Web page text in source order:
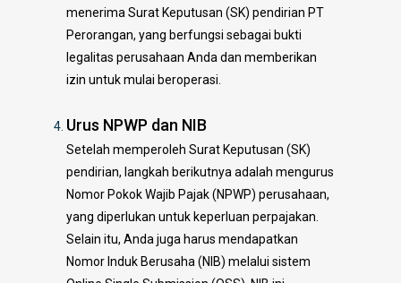
menerima Surat Keputusan (SK) pendirian PT
Perorangan, yang berfungsi sebagai bukti
legalitas perusahaan Anda dan memberikan
izin untuk mulai beroperasi.
Urus NPWP dan NIB
Setelah memperoleh Surat Keputusan (SK)
pendirian, langkah berikutnya adalah mengurus
Nomor Pokok Wajib Pajak (NPWP) perusahaan,
yang diperlukan untuk keperluan perpajakan.
Selain itu, Anda juga harus mendapatkan
Nomor Induk Berusaha (NIB) melalui sistem